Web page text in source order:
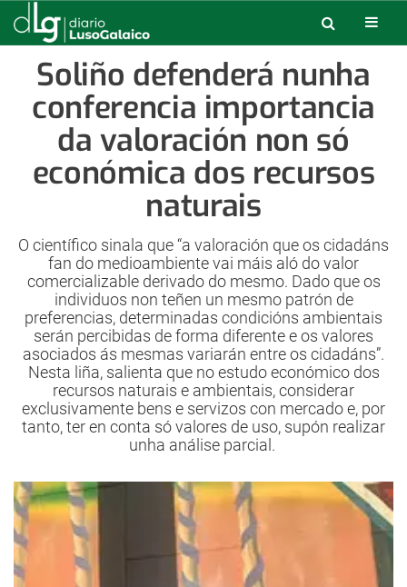
Soliño defenderá nunha
conferencia importancia
da valoración non só
económica dos recursos
naturais
O científico sinala que “a valoración que os cidadáns
fan do medioambiente vai máis aló do valor
comercializable derivado do mesmo. Dado que os
individuos non teñen un mesmo patrón de
preferencias, determinadas condicións ambientais
serán percibidas de forma diferente e os valores
asociados ás mesmas variarán entre os cidadáns”.
Nesta liña, salienta que no estudo económico dos
recursos naturais e ambientais, considerar
exclusivamente bens e servizos con mercado e, por
tanto, ter en conta só valores de uso, supón realizar
unha análise parcial.